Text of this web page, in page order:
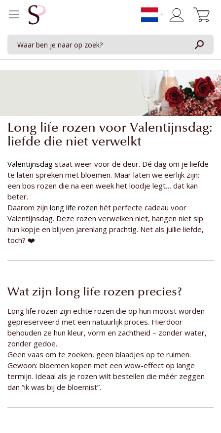
Long life rozen voor Valentijnsdag:
liefde die niet verwelkt
Valentijnsdag staat weer voor de deur. Dé dag om je liefde
te laten spreken met bloemen. Maar laten we eerlijk zijn:
een bos rozen die na een week het loodje legt… dat kan
beter.
Daarom zijn long life rozen hét perfecte cadeau voor
Valentijnsdag. Deze rozen verwelken niet, hangen niet sip
hun kopje en blijven jarenlang prachtig. Net als jullie liefde,
toch? ❤️
Wat zijn long life rozen precies?
Long life rozen zijn echte rozen die op hun mooist worden
gepreserveerd met een natuurlijk proces. Hierdoor
behouden ze hun kleur, vorm en zachtheid – zonder water,
zonder gedoe.
Geen vaas om te zoeken, geen blaadjes op te ruimen.
Gewoon: bloemen kopen met een wow-effect op lange
termijn. Ideaal als je rozen wilt bestellen die méér zeggen
dan “ik was bij de bloemist”.